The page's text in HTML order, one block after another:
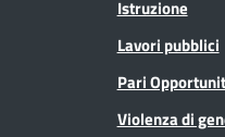
Istruzione
Lavori pubblici
Pari
Violenza di